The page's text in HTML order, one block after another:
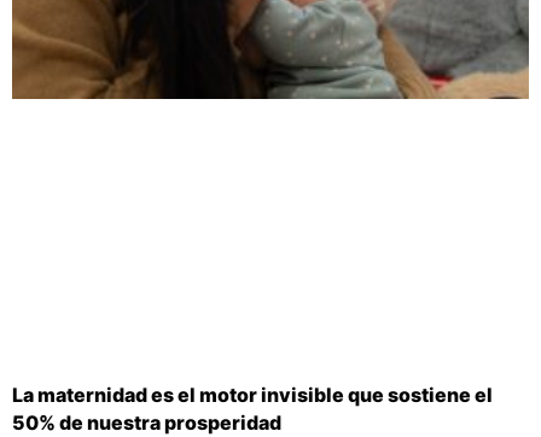
La maternidad es el motor invisible que sostiene el
50% de nuestra prosperidad